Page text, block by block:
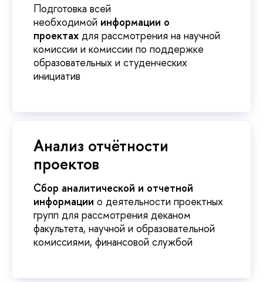
Подготовка всей
необходимой информации о
проектах для рассмотрения на научной
комиссии и комиссии по поддержке
образовательных и студенческих
инициати
Анализ отчётности
проекто
Сбор аналитической и отчетной
информации о деятельности проектных
рупп для рассмотрения деканом
факультета, научной и образовательной
комиссиями, финансовой службой